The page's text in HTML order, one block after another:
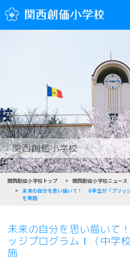
関西創価小学校
関西創価小学校トップ
関西創価小学校ニュース
未来の自分を思い描いて！ 6年生が「ブリッ
を実施
未来の自分を思い描い
ッジプログラムⅠ（中学
施